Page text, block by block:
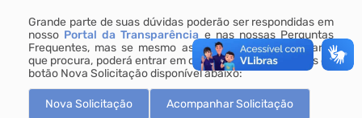
Grande parte de suas dúvidas poderão ser respondidas em
nosso Portal da Transparência e nas nossas Perguntas
Frequentes, mas se mesmo assim você não encontrar o
que procura, poderá entrar em contato conosco através do
botão Nova Solicitação disponível abaixo:
Nova Solicitação Acompanhar Solicitação